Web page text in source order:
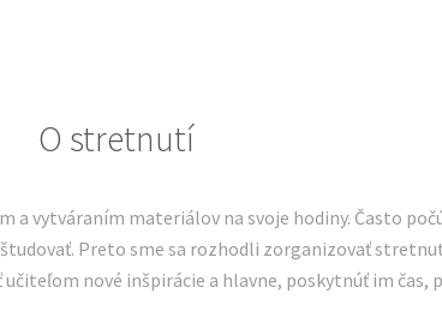
O stretnutí
vytváraním materiálov na svoje hodiny. Často
Preto sme sa rozhodli zorganizovať
nové inšpirácie a hlavne, poskytnúť im čas,